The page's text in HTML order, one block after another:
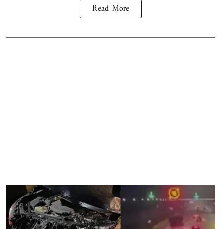
Read More